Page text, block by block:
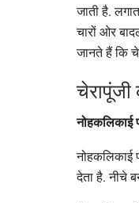
जाती है.
चारों ओर
जानते हैं कि
नोहकलिकाई
नोहकलिकाई
देता है. नीचे